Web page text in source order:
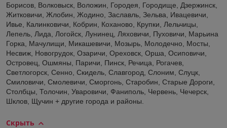
Борисов, Волковыск, Воложин, Городея, Городище, Дзержинск,
Житковичи, Жлобин, Жодино, Заславль, Зельва, Ивацевичи,
Ивье, Калинковичи, Кобрин, Коханово, Крупки, Лельчицы,
Лепель, Лида, Логойск, Лунинец, Ляховичи, Пуховичи, Марьина
Горка, Мачулищи, Микашевичи, Мозырь, Молодечно, Мосты,
Несвиж, Новогрудок, Озаричи, Ореховск, Орша, Осиповичи,
Островец, Ошмяны, Паричи, Пинск, Речица, Рогачев,
Светлогорск, Сенно, Скидель, Славгород, Слоним, Слуцк,
Смиловичи, Смолевичи, Сморгонь, Старобин, Старые Дороги,
Столбцы, Толочин, Уваровичи, Фаниполь, Червень, Чечерск,
Шклов, Щучин + другие города и районы.
Скрыть